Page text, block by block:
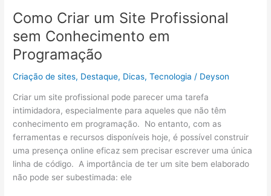
Como Criar um Site Profissional
sem Conhecimento em
Programação
Criação de sites, Destaque, Dicas,Tecnologia / Deyson
Criar um site profissional pode parecer uma tarefa
intimidadora, especialmente para aqueles que não têm
conhecimento em programação. No entanto, com as
ferramentas e recursos disponíveis hoje, é possível construir
uma presença online eficaz sem precisar escrever uma única
linha de código. A importância de ter um site bem elaborado
não pode ser subestimada: ele